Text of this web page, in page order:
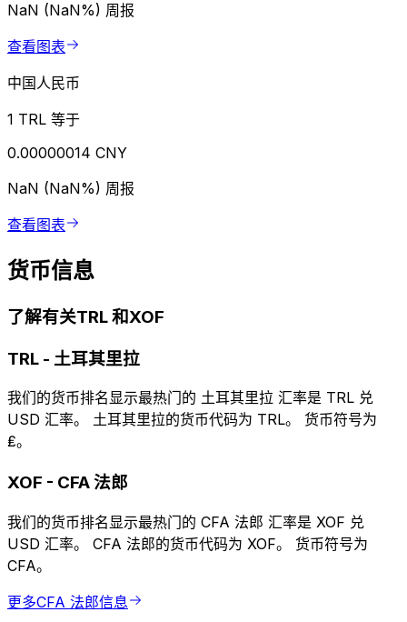
NaN (NaN%) 周报
查看图表
中国人民币
1 TRL 等于
0.00000014 CNY
NaN (NaN%) 周报
查看图表
货币信息
了解有关TRL 和XOF
TRL - 土耳其里拉
我们的货币排名显示最热门的 土耳其里拉 汇率是 TRL 兑
USD 汇率。 土耳其里拉的货币代码为 TRL。 货币符号为
₤。
XOF - CFA 法郎
我们的货币排名显示最热门的 CFA 法郎 汇率是 XOF 兑
USD 汇率。 CFA 法郎的货币代码为 XOF。 货币符号为
CFA。
更多CFA 法郎信息